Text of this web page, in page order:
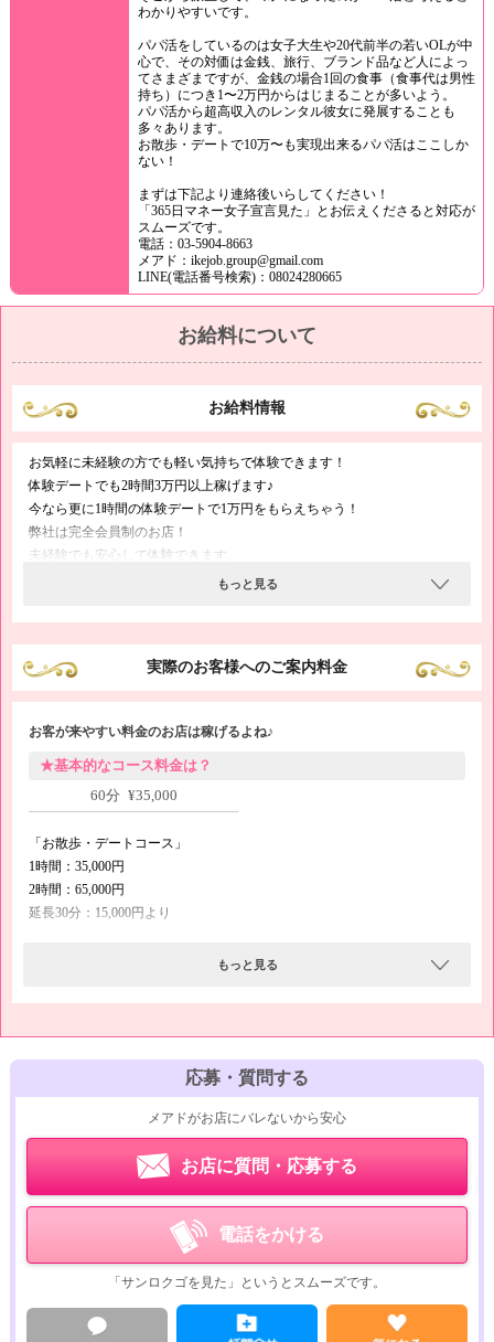
わかりやすいです。
パパ活をしているのは女子大生や20代前半の若いOLが中
心で、その対価は金銭、旅行、ブランド品など人によっ
てさまざまですが、金銭の場合1回の食事（食事代は男性
持ち）につき1〜2万円からはじまることが多いよう。
パパ活から超高収入のレンタル彼女に発展することも
多々あります。
お散歩・デートで10万〜も実現出来るパパ活はここしか
ない！
まずは下記より連絡後いらしてください！
「365日マネー女子宣言見た」とお伝えくださると対応が
スムーズです。
電話：03-5904-8663
メアド：ikejob.group@gmail.com
LINE(電話番号検索)：08024280665
お給料について
お給料情報
お気軽に未経験の方でも軽い気持ちで体験できます！
体験デートでも2時間3万円以上稼げます♪
今なら更に1時間の体験デートで1万円をもらえちゃう！
弊社は完全会員制のお店！
未経験でも安心して体験できます。
今すぐ、お金が必要な子も悩み解決！
VIPなお客様ばかりだから、短時間でも予想以上の高額手取りになりま
す！
もっと見る
実際のお客様へのご案内料金
お客が来やすい料金のお店は稼げるよね♪
★基本的なコース料金は？
60分 ¥35,000
「お散歩・デートコース」
1時間：35,000円
2時間：65,000円
延長30分：15,000円より
「お散歩やデート+一緒にお買い物コース」
2時間：80,000円
可愛い女の子とデート気分で映画を付き合ってもらいたい
※実費はお客様負担でお願いします。
貴方専属のスタイリストだと思って、楽しくお買い物。
お気に入りの女の子にちょっとした物をプレゼントしてもOKです。
※常識の範囲以内で女の子が負担にならない程度でお願いします。
又はその時の空気次第・・。
もっと見る
応募・質問する
メアドがお店にバレないから安心
お店に質問・応募する
電話をかける
「サンロクゴを見た」というとスムーズです。